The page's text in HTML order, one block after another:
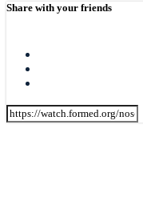
Share with your friends